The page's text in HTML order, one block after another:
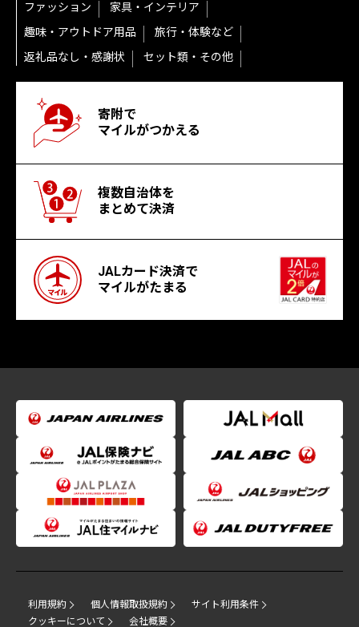
ファッション
家具・インテリア
趣味・アウトドア用品
旅行・体験など
返礼品なし・感謝状
セット類・その他
寄附で
マイルがつかえる
複数自治体を
まとめて決済
JALカード決済で
マイルがたまる
利用規約 個人情報取扱規約
サイト利用条件
クッキーについて
会社概要